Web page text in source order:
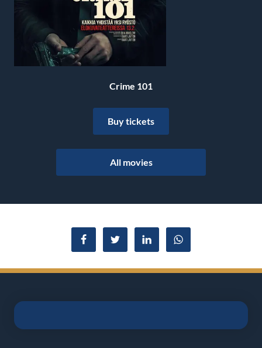
Crime 101
Buy tickets
All movies
Dela på FacebookDela i Twitter Dela i LinkedIn